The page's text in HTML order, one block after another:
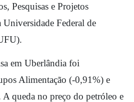
Pesquisas e Projetos
Federal de
em Uberlândia foi
Alimentação (-0,91%) e
queda no preço do petróleo e